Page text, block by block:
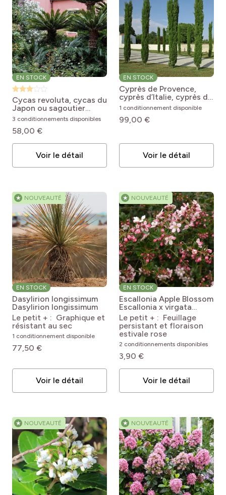
EN STOCK
Cycas revoluta, cycas du
Japon ou sagoutier
Cycas revoluta
3 conditionnements disponibles
58,00 €
Voir le détail
EN STOCK
Cyprès de Provence,
cyprès d’Italie, cyprès de
Florence ou Cupressus
sempervirens ‘Totem’
Cupressus sempervirens
1 conditionnement disponible
99,00 €
Voir le détail
★ NOUVEAUTÉ
EN STOCK
Dasylirion longissimum
Dasylirion longissimum
Le petit + : Graphique et
résistant au sec
1 conditionnement disponible
77,50 €
Voir le détail
★ NOUVEAUTÉ
EN STOCK
Escallonia Apple Blossom
Escallonia x virgata
Apple Blossom
Le petit + : Feuillage
persistant et floraison
estivale rose
2 conditionnements disponibles
3,90 €
Voir le détail
★ NOUVEAUTÉ ★ NOUVEAUTÉ